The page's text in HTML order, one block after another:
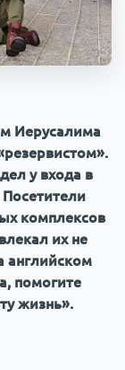
Иерусалима
у входа в
комплексов
их не
английском
помогите
жизнь».